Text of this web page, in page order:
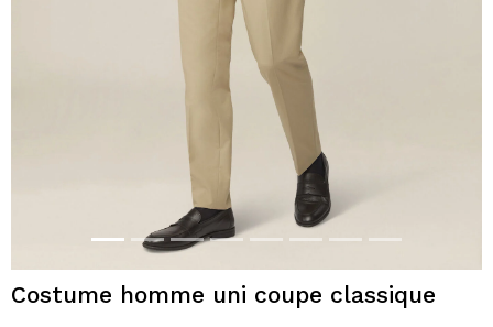
Costume homme uni coupe classique